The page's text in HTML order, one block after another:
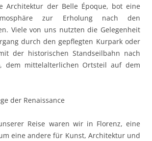
Architektur der Belle Époque, bot eine
zur Erholung nach den
Viele von uns nutzten die Gelegenheit
durch den gepflegten Kurpark oder
der historischen Standseilbahn nach
dem mittelalterlichen Ortsteil auf dem
der Renaissance
Reise waren wir in Florenz, eine
eine andere für Kunst, Architektur und